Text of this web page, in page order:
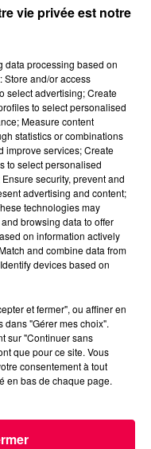
EMISSIONS
vie privée est notre
data processing based on
Store and/or access
select advertising; Create
to select personalised
Measure content
statistics or combinations
improve services; Create
to select personalised
security, prevent and
advertising and content;
technologies may
browsing data to offer
on information actively
and combine data from
devices based on
et fermer", ou affiner en
"Gérer mes choix".
sur "Continuer sans
que pour ce site. Vous
consentement à tout
en bas de chaque page.